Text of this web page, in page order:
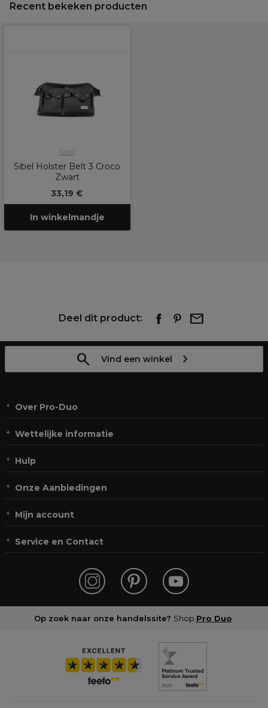
Recent bekeken producten
Sibel
Sibel Holster Belt 3 Croco
Zwart
33,19 €
In winkelmandje
Deel dit product:
Vind een winkel
Over Pro-Duo
Wettelijke informatie
Hulp
Onze Aanbiedingen
Mijn account
Service en Contact
Op zoek naar onze handelssite? Shop Pro Duo